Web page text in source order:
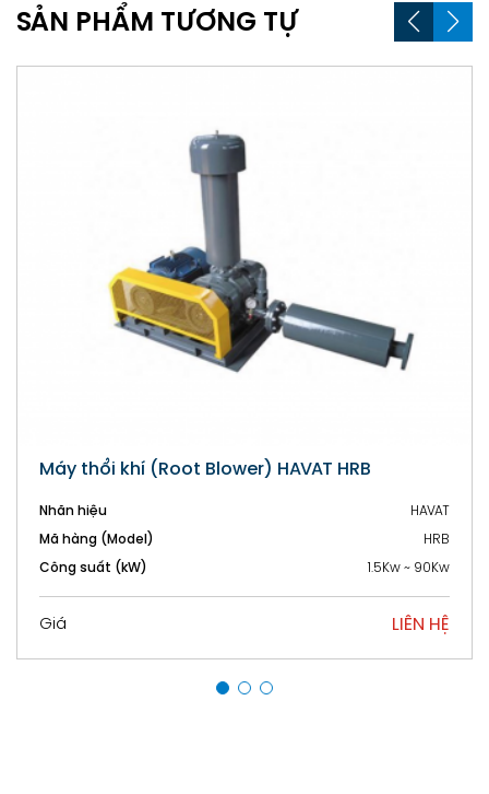
SẢN PHẨM TƯƠNG TỰ
HAVAT HRB Máy Thổi Khí (Ring
Mã hàng (Model)
Công suất (kW)